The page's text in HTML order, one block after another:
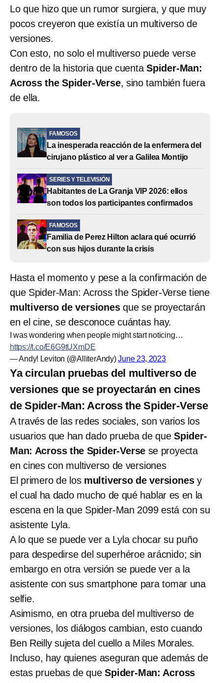
Lo que hizo que un rumor surgiera, y que muy
pocos creyeron que existía un multiverso de
versiones.
Con esto, no solo el multiverso puede verse
dentro de la historia que cuentaSpider-Man:
Across the Spider-Verse, sino también fuera
de ella.
FAMOSOS
La inesperada reacción de la enfermera del
cirujano plástico al ver a Galilea Montijo
SERIES Y TELEVISIÓN
Habitantes de La Granja VIP 2026: ellos
son todos los participantes confirmados
FAMOSOS
Familia de Perez Hilton aclara qué ocurrió
con sus hijos durante la crisis
Hasta el momento y pese a la confirmación de
que Spider-Man: Across the Spider-Verse tiene
multiverso de versionesque se proyectarán
en el cine, se desconoce cuántas hay.
I was wondering when people might start noticing…
https://t.co/E6G9tUXmDE
— Andy! Leviton (@AlliterAndy)June 23, 2023
Ya circulan pruebas del multiverso de
versiones que se proyectarán en cines
de Spider-Man: Across the Spider-Verse
A través de las redes sociales, son varios los
usuarios que han dado prueba de que Spider-
Man: Across the Spider-Verse se proyecta
en cines con multiverso de versiones
El primero de los multiverso de versiones y
el cual ha dado mucho de qué hablar es en la
escena en la que Spider-Man 2099 está con su
asistente Lyla.
A lo que se puede ver a Lyla chocar su puño
para despedirse del superhéroe arácnido; sin
embargo en otra versión se puede ver a la
asistente con sus smartphone para tomar una
selfie.
Asimismo, en otra prueba del multiverso de
versiones, los diálogos cambian, esto cuando
Ben Reilly sujeta del cuello a Miles Morales.
Incluso, hay quienes aseguran que además de
estas pruebas de queSpider-Man: Across